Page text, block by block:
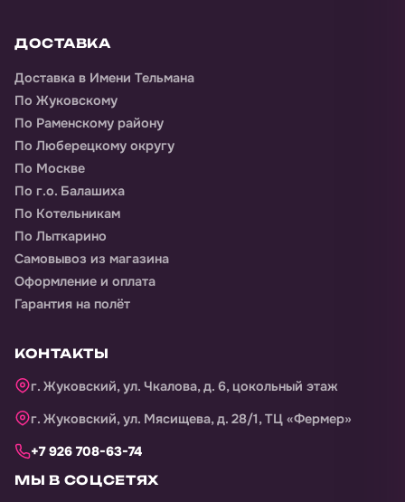
ДОСТАВКА
Доставка в Имени Тельмана
По Жуковскому
По Раменскому району
По Люберецкому округу
По Москве
По г.о. Балашиха
По Котельникам
По Лыткарино
Самовывоз из магазина
Оформление и оплата
Гарантия на полёт
КОНТАКТЫ
г. Жуковский, ул. Чкалова, д. 6, цокольный этаж
г. Жуковский, ул. Мясищева, д. 28/1, ТЦ «Фермер»
+7 926 708-63-74
МЫ В СОЦСЕТЯХ